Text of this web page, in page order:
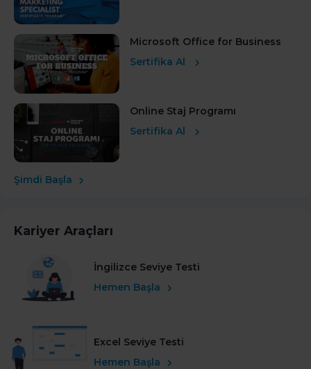
Microsoft Office for Business
Sertifika Al
Online Staj Programı
Sertifika Al
Şimdi Başla
Kariyer Araçları
İngilizce Seviye Testi
Hemen Başla
Excel Seviye Testi
Hemen Başla